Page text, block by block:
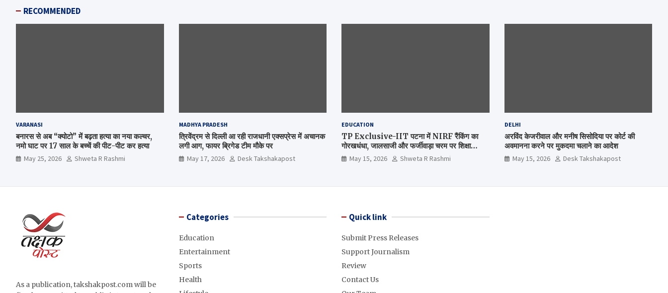
RECOMMENDED
VARANASI
बनारस से अब “क्योटो” में बढ़ता हत्या का नया कल्चर,
नमो घाट पर 17 साल के बच्चें की पीट-पीट कर हत्या
May 25, 2026 Shweta R Rashmi
MADHYA PRADESH
त्रिवेंद्रम से दिल्ली आ रही राजधानी एक्सप्रेस में अचानक
लगी आग, फायर ब्रिगेड टीम मौके पर
May 17, 2026 Desk Takshakapost
EDUCATION
TP Exclusive-IIT पटना में NIRF रैंकिंग का
गोरखधंधा, जालसाजी और फर्जीवाड़ा चरम पर शिक्षा
मंत्रालय कब जागेगा ?
May 15, 2026 Shweta R Rashmi
DELHI
अरविंद केजरीवाल और मनीष सिसोदिया पर कोर्ट की
अवमानना करने पर मुकदमा चलाने का आदेश
May 15, 2026 Desk Takshakapost
As a publication, takshakpost.com will be
Categories
Education
Entertainment
Sports
Health
Quick link
Submit Press Releases
Support Journalism
Review
Contact Us